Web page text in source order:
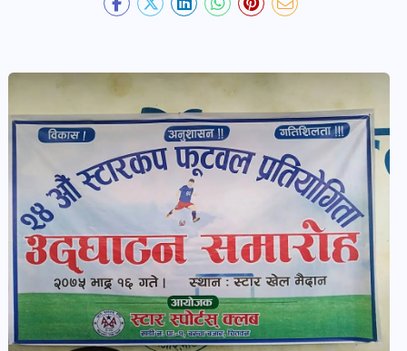
खबर
निर्माण
खबर
पोष्ट
कृषि
र